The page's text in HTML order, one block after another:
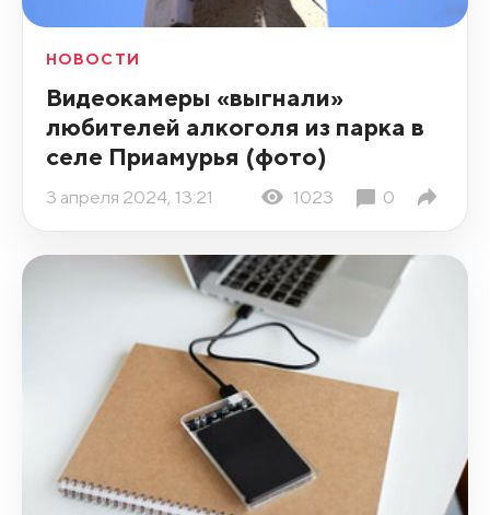
НОВОСТИ
Видеокамеры «выгнали»
любителей алкоголя из парка в
селе Приамурья (фото)
3 апреля 2024, 13:21 1023 0